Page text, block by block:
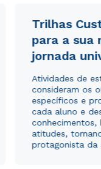
Trilhas
para a sua
jornada
Atividades de
consideram os
específicos e
cada aluno e
conhecimentos,
atitudes,
protagonista da